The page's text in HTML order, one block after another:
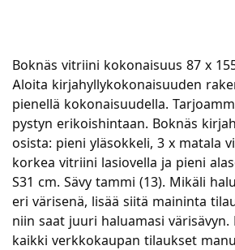
Boknäs vitriini kokonaisuus 87 x
Aloita kirjahyllykokonaisuuden
pienellä kokonaisuudella.
pystyn erikoishintaan. Boknäs
osista: pieni yläsokkeli, 3 x matala
korkea vitriini lasiovella ja pieni
S31 cm. Sävy tammi (13). Mikäli
eri värisenä, lisää siitä maininta
niin saat juuri haluamasi värisävyn.
kaikki verkkokaupan tilaukset